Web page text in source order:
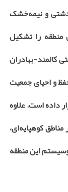
دشتی و نیمه‌خشک
را تشکیل
بهادران
و احیای جمعیت
داده است. علاوه
کوهپایه‌ای،
این منطقه